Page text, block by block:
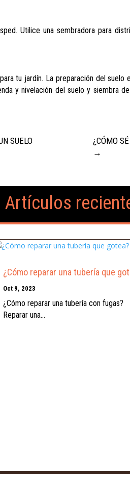
Utilice una sembradora para
tu jardín. La preparación del
y nivelación del suelo y siembra
SUELO
¿CÓMO
→
Artículos
¿Cómo reparar una tubería que
Oct 9, 2023
¿Cómo reparar una tubería con fugas?
Reparar una...